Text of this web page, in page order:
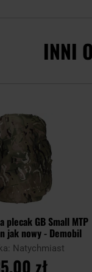
INNI
plecak GB Small MTP
jak nowy - Demobil
Natychmiast
zł